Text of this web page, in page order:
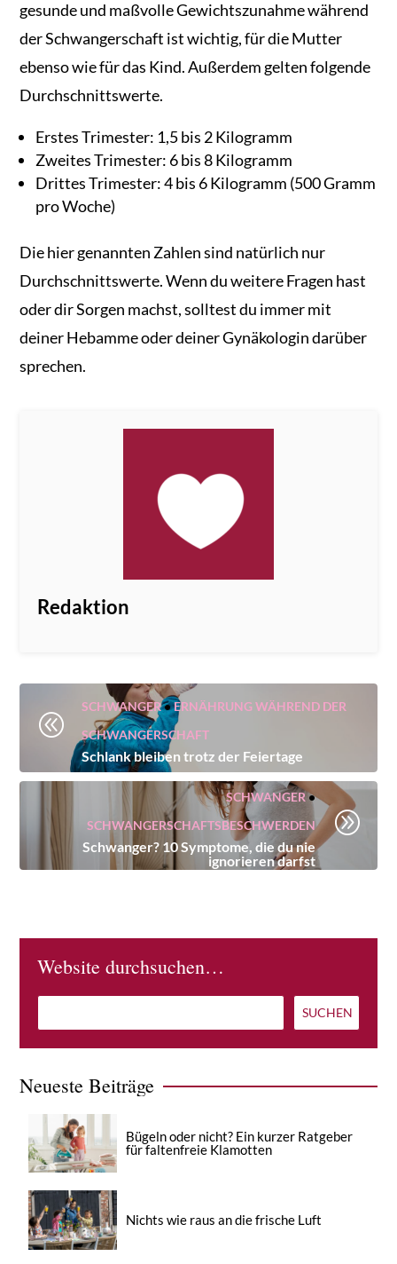
gesunde und maßvolle Gewichtszunahme während
der Schwangerschaft ist wichtig, für die Mutter
ebenso wie für das Kind. Außerdem gelten folgende
Durchschnittswerte.
Erstes Trimester: 1,5 bis 2 Kilogramm
Zweites Trimester: 6 bis 8 Kilogramm
Drittes Trimester: 4 bis 6 Kilogramm (500 Gramm
pro Woche)
Die hier genannten Zahlen sind natürlich nur
Durchschnittswerte. Wenn du weitere Fragen hast
oder dir Sorgen machst, solltest du immer mit
deiner Hebamme oder deiner Gynäkologin darüber
sprechen.
Redaktion
@
SCHWANGER•ERNÄHRUNG WÄHREND DER
SCHWANGERSCHAFT
Schlank bleiben trotz der Feiertage
SCHWANGER•
SCHWANGERSCHAFTSBESCHWERDEN
Schwanger? 10 Symptome, die du nie
ignorieren darfst
A
Website durchsuchen…
Neueste Beiträge
Bügeln oder nicht? Ein kurzer Ratgeber
für faltenfreie Klamotten
Nichts wie raus an die frische Luft